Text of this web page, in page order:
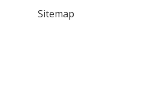
Sitemap